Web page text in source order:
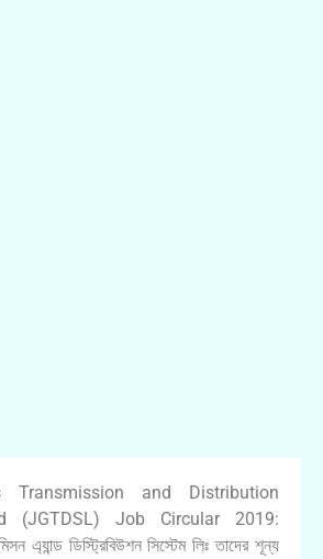
Transmission and Distribution
(JGTDSL) Job Circular 2019:
এ্যান্ড ডিস্ট্রিবিউশন সিস্টেম লিঃ তাদের শূন্য